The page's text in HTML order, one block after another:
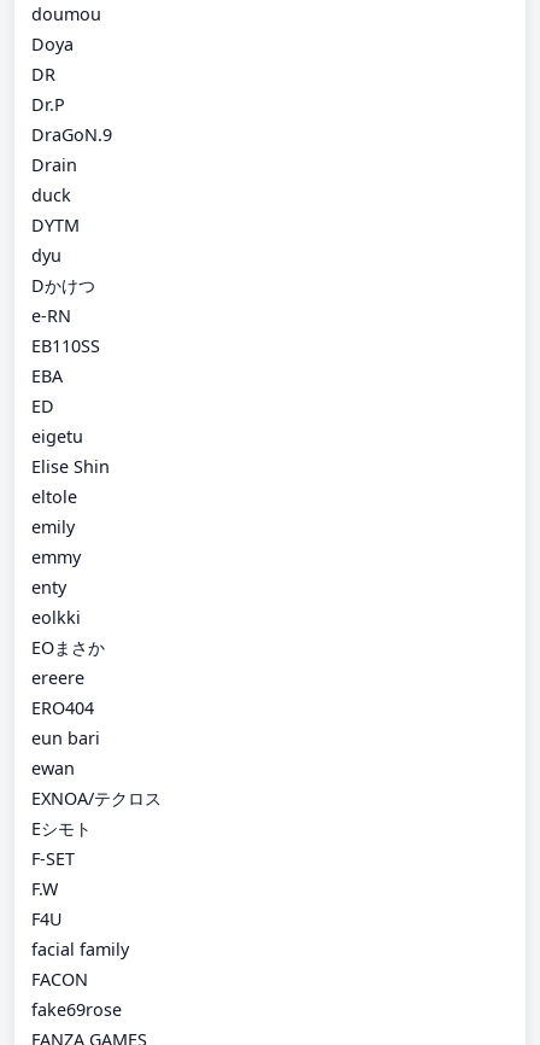
doumou
Doya
DR
Dr.P
DraGoN.9
Drain
duck
DYTM
dyu
Dかけつ
e-RN
EB110SS
EBA
ED
eigetu
Elise Shin
eltole
emily
emmy
enty
eolkki
EOまさか
ereere
ERO404
eun bari
ewan
EXNOA/テクロス
Eシモト
F-SET
F.W
F4U
facial family
FACON
fake69rose
FANZA GAMES